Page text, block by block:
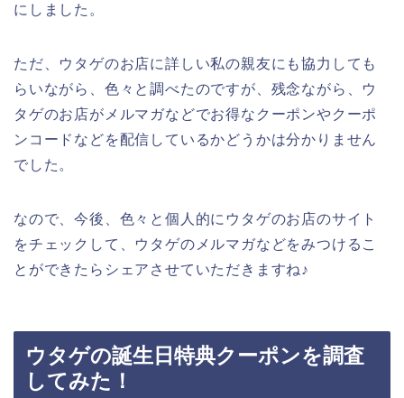
にしました。
ただ、ウタゲのお店に詳しい私の親友にも協力しても
らいながら、色々と調べたのですが、残念ながら、ウ
タゲのお店がメルマガなどでお得なクーポンやクーポ
ンコードなどを配信しているかどうかは分かりません
でした。
なので、今後、色々と個人的にウタゲのお店のサイト
をチェックして、ウタゲのメルマガなどをみつけるこ
とができたらシェアさせていただきますね♪
ウタゲの誕生日特典クーポンを調査
してみた！